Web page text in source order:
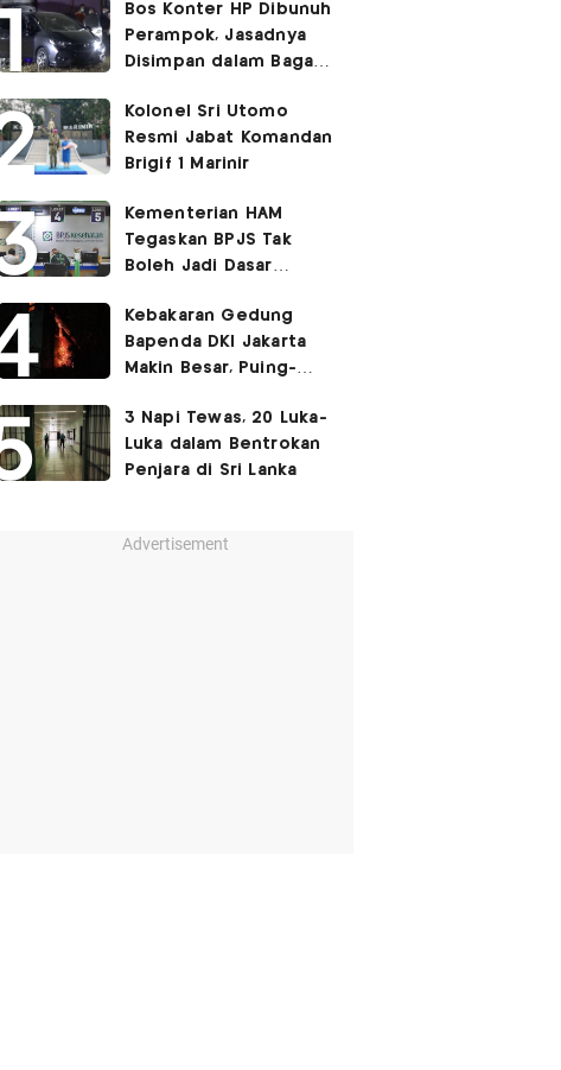
Bos Konter HP Dibunuh
Perampok, Jasadnya
Disimpan dalam Bagasi
Kolonel Sri Utomo
Resmi Jabat Komandan
Brigif 1 Marinir
Kementerian HAM
Tegaskan BPJS Tak
Boleh Jadi Dasar
Layanan Kesehatan
Kebakaran Gedung
Bapenda DKI Jakarta
Makin Besar, Puing-
3 Napi Tewas, 20 Luka-
Luka dalam Bentrokan
Penjara di Sri Lanka
Advertisement